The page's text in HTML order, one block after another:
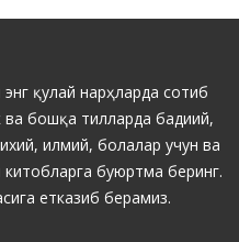
қулай нарҳларда сотиб
ва бошқа тилларда бадиий,
илмий, болалар учун ва
буюртма беринг.
етказиб берамиз.